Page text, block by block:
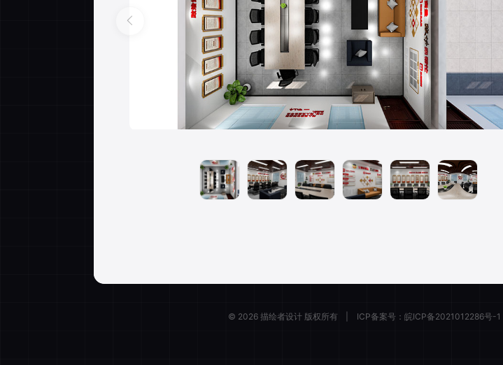
账号登录 手
记住登录
© 2026 描绘者设计 版权所有 ICP备案号： 皖ICP备2021012286号-1
描绘者抖音 描绘者公众号